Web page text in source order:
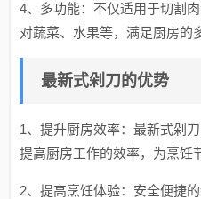
4、多功能：不仅适用于切割
对蔬菜、水果等，满足厨房的
最新式剁刀的优势
1、提升厨房效率：最新式剁
提高厨房工作的效率，为烹饪
2、提高烹饪体验：安全便捷